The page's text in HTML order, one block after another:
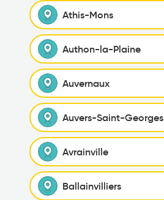
Athis-Mons
Authon-la-Plaine
Auvernaux
Auvers-Saint-Georges
Avrainville
Ballainvilliers